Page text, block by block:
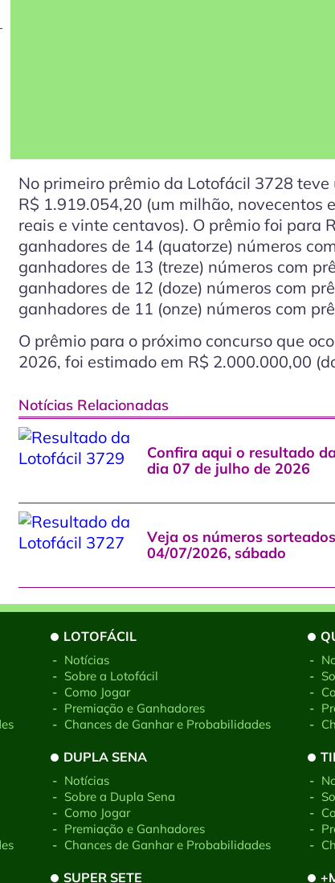
No primeiro prêmio da Lotofácil 3728
R$ 1.919.054,20 (um milhão, novecentos
reais e vinte centavos). O prêmio foi para
ganhadores de 14 (quatorze) números
ganhadores de 13 (treze) números com
ganhadores de 12 (doze) números com
ganhadores de 11 (onze) números com
O prêmio para o próximo concurso que
2026, foi estimado em R$ 2.000.000,00
Notícias Relacionadas
Confira aqui o resultado
dia 07 de julho de 2026
Veja os números
04/07/2026, sábado
LOTOFÁCIL
- Notícias
- Sobre a Lotofácil
- Como Jogar
- Premiação e Ganhadores
- Chances de Ganhar e Probabilidades
-
-
-
-
-
DUPLA SENA
- Notícias
- Sobre a Dupla Sena
- Como Jogar
- Premiação e Ganhadores
- Chances de Ganhar e Probabilidades
-
-
-
-
-
SUPER SETE